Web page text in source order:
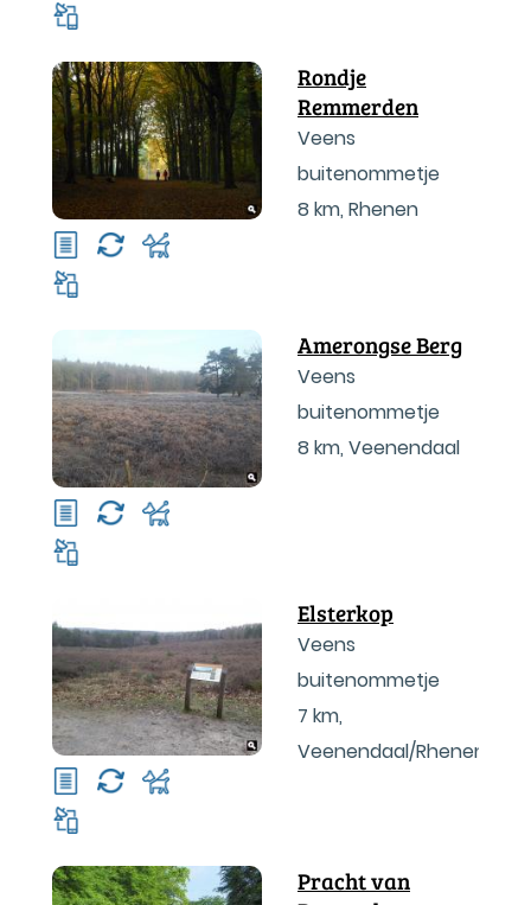
Rondje
Remmerden
Veens
buitenommetje
8 km, Rhenen
Amerongse Berg
Veens
buitenommetje
8 km, Veenendaal
Elsterkop
Veens
buitenommetje
7 km,
Veenendaal/Rhenen
Pracht van